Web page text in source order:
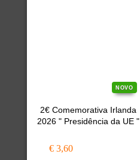
NOVO
2€ Comemorativa Irlanda
2026 " Presidência da UE "
€ 3,60